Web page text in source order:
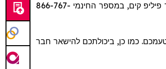
או צרו קשר עם עו"ד פיליפ קים, במספר החינמי 866-767-
כמו כן, ביכולתכם להישאר חבר